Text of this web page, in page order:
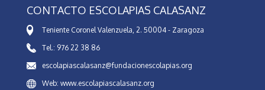
CONTACTO ESCOLAPIAS CALASANZ
Teniente Coronel Valenzuela, 2. 50004 - Zaragoza
Tel.: 976 22 38 86
escolapiascalasanz@fundacionescolapias.org
Web: www.escolapiascalasanz.org